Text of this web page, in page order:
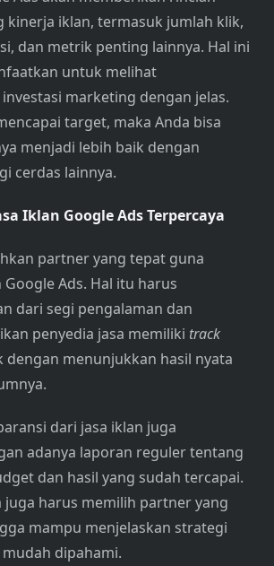
kinerja iklan, termasuk jumlah klik,
dan metrik penting lainnya. Hal ini
untuk melihat
marketing dengan jelas.
target, maka Anda bisa
menjadi lebih baik dengan
cerdas lainnya.
Iklan Google Ads Terpercaya
partner yang tepat guna
Ads. Hal itu harus
dari segi pengalaman dan
penyedia jasa memiliki track
dengan menunjukkan hasil nyata
dari jasa iklan juga
adanya laporan reguler tentang
dan hasil yang sudah tercapai.
juga harus memilih partner yang
mampu menjelaskan strategi
dipahami.